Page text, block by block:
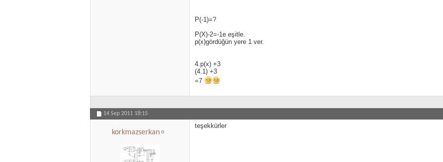
P(-1)=?
P(X)-2=-1e eşitle.
p(x)gördüğün yere 1 ver.
4.p(x) +3
(4.1) +3
=7
14 Sep 2011 18:15
korkmazserkan
teşekkürler